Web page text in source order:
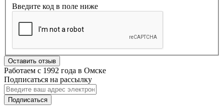
Введите код в поле ниже
Оставить отзыв
Работаем с 1992 года в Омске
Подписаться на рассылку
Подписаться